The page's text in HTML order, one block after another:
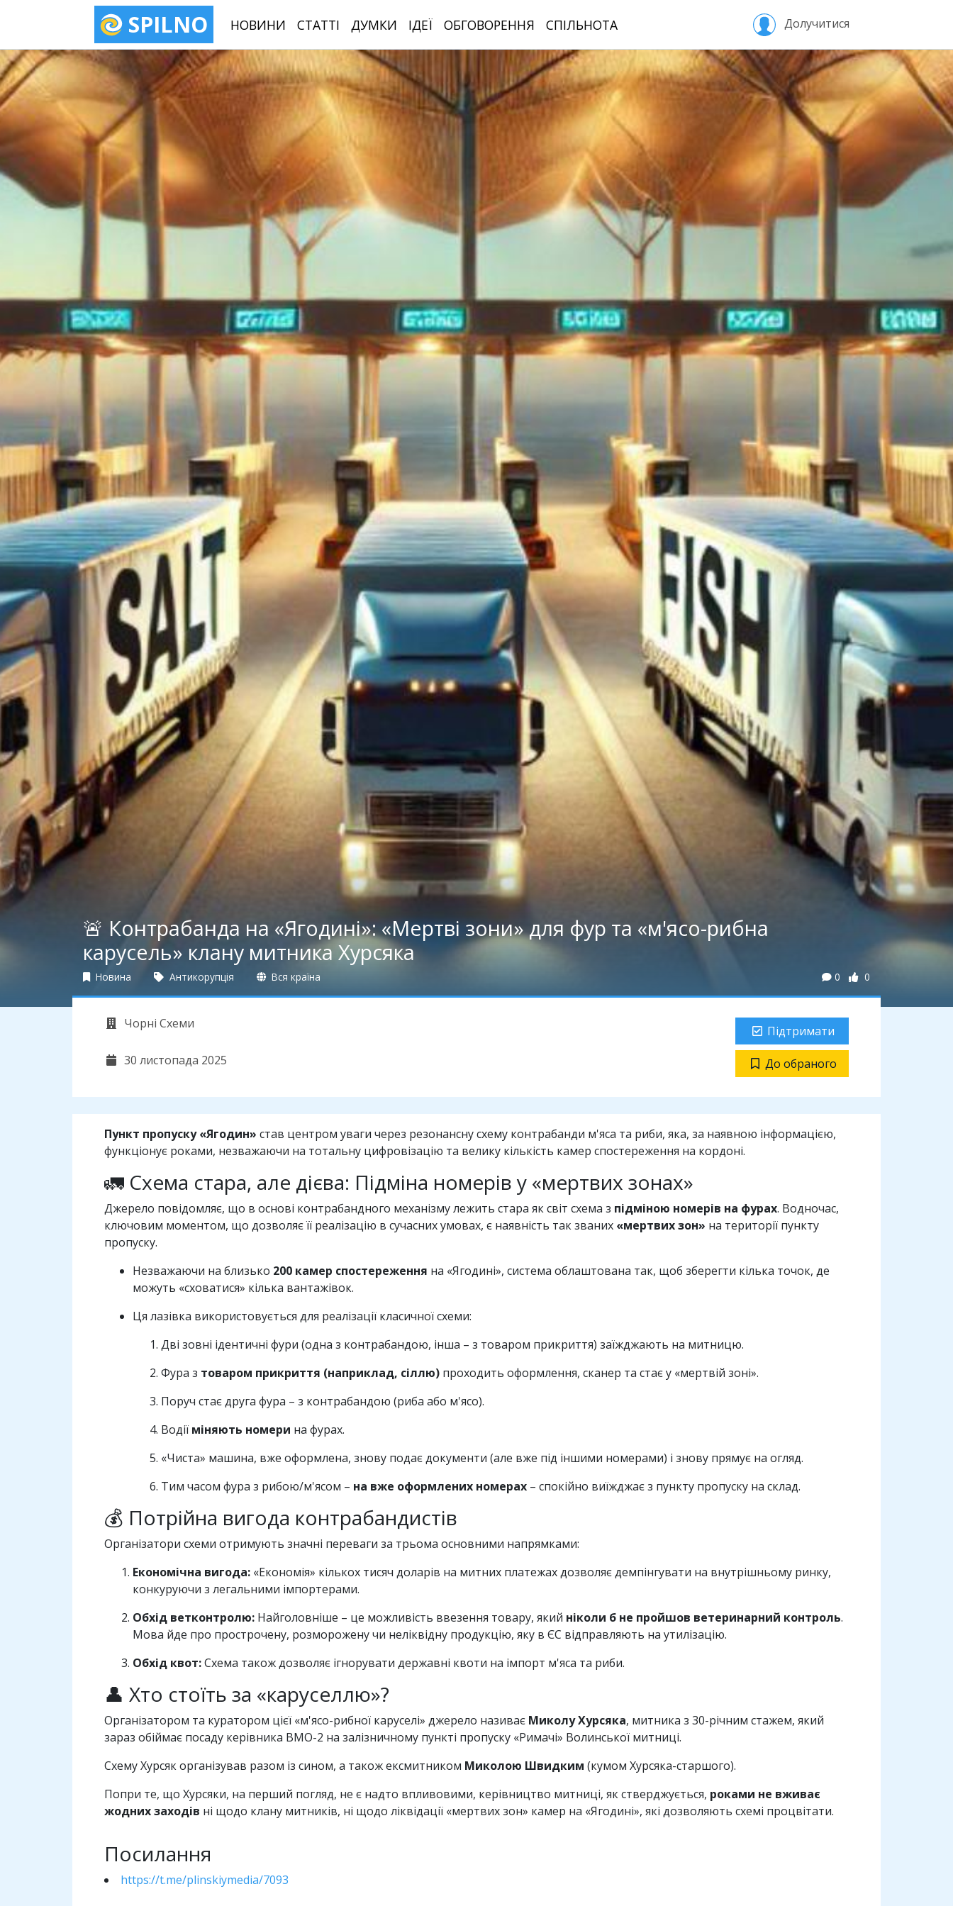
SPILNO НОВИНИ СТАТТІ ДУМКИ ІДЕЇ ОБГОВОРЕННЯ СПІЛЬНОТА Долучитися
🚨 Контрабанда на «Ягодині»: «Мертві зони» для фур та «м'ясо-рибна
карусель» клану митника Хурсяка
Новина Антикорупція Вся країна 0 0
Чорні Схеми
30 листопада 2025
Підтримати
До обраного
Пункт пропуску «Ягодин» став центром уваги через резонансну схему контрабанди м'яса та риби, яка, за наявною інформацією,
функціонує роками, незважаючи на тотальну цифровізацію та велику кількість камер спостереження на кордоні.
🚛 Схема стара, але дієва: Підміна номерів у «мертвих зонах»
Джерело повідомляє, що в основі контрабандного механізму лежить стара як світ схема з підміною номерів на фурах. Водночас,
ключовим моментом, що дозволяє її реалізацію в сучасних умовах, є наявність так званих «мертвих зон» на території пункту
пропуску.
Незважаючи на близько 200 камер спостереження на «Ягодині», система облаштована так, щоб зберегти кілька точок, де
можуть «сховатися» кілька вантажівок.
Ця лазівка використовується для реалізації класичної схеми:
Дві зовні ідентичні фури (одна з контрабандою, інша – з товаром прикриття) заїжджають на митницю.
Фура з товаром прикриття (наприклад, сіллю) проходить оформлення, сканер та стає у «мертвій зоні».
Поруч стає друга фура – з контрабандою (риба або м'ясо).
Водії міняють номери на фурах.
«Чиста» машина, вже оформлена, знову подає документи (але вже під іншими номерами) і знову прямує на огляд.
Тим часом фура з рибою/м'ясом – на вже оформлених номерах – спокійно виїжджає з пункту пропуску на склад.
💰 Потрійна вигода контрабандистів
Організатори схеми отримують значні переваги за трьома основними напрямками:
Економічна вигода: «Економія» кількох тисяч доларів на митних платежах дозволяє демпінгувати на внутрішньому ринку,
конкуруючи з легальними імпортерами.
Обхід ветконтролю: Найголовніше – це можливість ввезення товару, який ніколи б не пройшов ветеринарний контроль.
Мова йде про прострочену, розморожену чи неліквідну продукцію, яку в ЄС відправляють на утилізацію.
Обхід квот:Схема також дозволяє ігнорувати державні квоти на імпорт м'яса та риби.
👤 Хто стоїть за «каруселлю»?
Організатором та куратором цієї «м'ясо-рибної каруселі» джерело називає Миколу Хурсяка, митника з 30-річним стажем, який
зараз обіймає посаду керівника ВМО-2 на залізничному пункті пропуску «Римачі» Волинської митниці.
Схему Хурсяк організував разом із сином, а також ексмитником Миколою Швидким (кумом Хурсяка-старшого).
Попри те, що Хурсяки, на перший погляд, не є надто впливовими, керівництво митниці, як стверджується, роками не вживає
жодних заходів ні щодо клану митників, ні щодо ліквідації «мертвих зон» камер на «Ягодині», які дозволяють схемі процвітати.
Посилання
https://t.me/plinskiymedia/7093